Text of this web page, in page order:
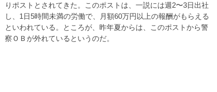
りポストとされてきた。このポストは、一説には週2〜3日出社
し、1日5時間未満の労働で、月額60万円以上の報酬がもらえる
といわれている。ところが、昨年夏からは、このポストから警
察ＯＢが外れているというのだ。